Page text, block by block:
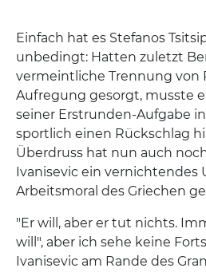
Einfach hat es Stefanos
unbedingt: Hatten zuletzt
vermeintliche Trennung von
Aufregung gesorgt, musste
seiner Erstrunden-Aufgabe
sportlich einen Rückschlag
Überdruss hat nun auch
Ivanisevic ein vernichtendes
Arbeitsmoral des Griechen
"Er will, aber er tut nichts.
will", aber ich sehe keine
Ivanisevic am Rande des